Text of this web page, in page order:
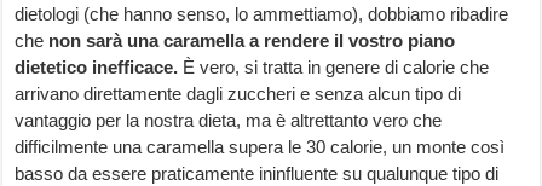
dietologi (che hanno senso, lo ammettiamo), dobbiamo ribadire
che non sarà una caramella a rendere il vostro piano
dietetico inefficace. È vero, si tratta in genere di calorie che
arrivano direttamente dagli zuccheri e senza alcun tipo di
vantaggio per la nostra dieta, ma è altrettanto vero che
difficilmente una caramella supera le 30 calorie, un monte così
basso da essere praticamente ininfluente su qualunque tipo di